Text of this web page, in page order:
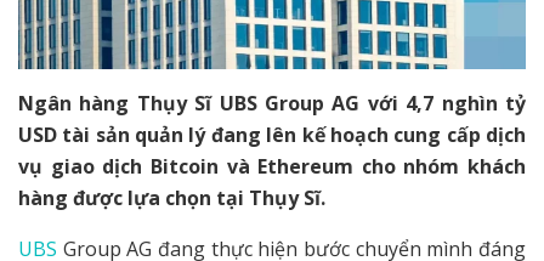
Ngân hàng Thụy Sĩ UBS Group AG với 4,7 nghìn tỷ
USD tài sản quản lý đang lên kế hoạch cung cấp dịch
vụ giao dịch Bitcoin và Ethereum cho nhóm khách
hàng được lựa chọn tại Thụy Sĩ.
UBS Group AG đang thực hiện bước chuyển mình đáng